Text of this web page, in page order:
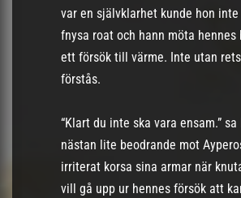
var en självklarhet kunde hon
fnysa roat och hann möta hennes
ett försök till värme. Inte utan
förstås.
“Klart du inte ska vara ensam.” sa
nästan lite beodrande mot
irriterat korsa sina armar när
vill gå upp ur hennes försök att